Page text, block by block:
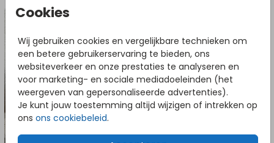
Cookies
Wij gebruiken cookies en vergelijkbare technieken om
een betere gebruikerservaring te bieden, ons
websiteverkeer en onze prestaties te analyseren en
voor marketing- en sociale mediadoeleinden (het
weergeven van gepersonaliseerde advertenties).
Je kunt jouw toestemming altijd wijzigen of intrekken op
ons ons cookiebeleid.
Geboortekaartje